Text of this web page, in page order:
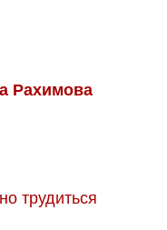
Рахимова
трудиться